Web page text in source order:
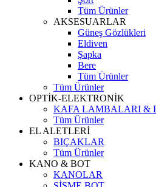
Tüm Ürünler
AKSESUARLAR
Güneş Gözlükleri
Eldiven
Şapka
Bere
Tüm Ürünler
Tüm Ürünler
OPTİK-ELEKTRONİK
KAFA LAMBALARI &
Tüm Ürünler
EL ALETLERİ
BIÇAKLAR
Tüm Ürünler
KANO & BOT
KANOLAR